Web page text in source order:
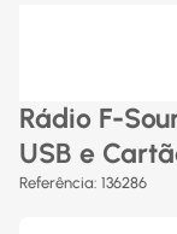
Rádio F-
USB e
Referência: 136286